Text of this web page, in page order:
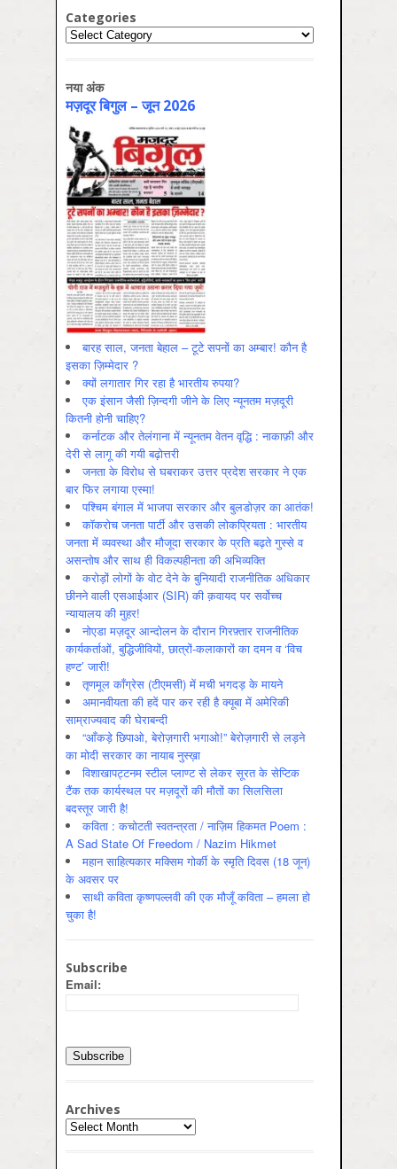
Categories
Categories
नया अंक
मज़दूर बिगुल – जून 2026
बारह साल, जनता बेहाल – टूटे सपनों का अम्बार! कौन है
इसका ज़िम्मेदार ?
क्यों लगातार गिर रहा है भारतीय रुपया?
एक इंसान जैसी ज़िन्दगी जीने के लिए न्यूनतम मज़दूरी
कितनी होनी चाहिए?
कर्नाटक और तेलंगाना में न्यूनतम वेतन वृद्धि : नाकाफ़ी और
देरी से लागू की गयी बढ़ोत्तरी
जनता के विरोध से घबराकर उत्तर प्रदेश सरकार ने एक
बार फिर लगाया एस्मा!
पश्चिम बंगाल में भाजपा सरकार और बुलडोज़र का आतंक!
कॉकरोच जनता पार्टी और उसकी लोकप्रियता : भारतीय
जनता में व्‍यवस्‍था और मौजूदा सरकार के प्रति बढ़ते गुस्‍से व
असन्‍तोष और साथ ही विकल्‍पहीनता की अभिव्‍यक्ति
करोड़ों लोगों के वोट देने के बुनियादी राजनीतिक अधिकार
छीनने वाली एसआईआर (SIR) की क़वायद पर सर्वोच्च
न्यायालय की मुहर!
नोएडा मज़दूर आन्दोलन के दौरान गिरफ़्तार राजनीतिक
कार्यकर्ताओं, बुद्धिजीवियों, छात्रों-कलाकारों का दमन व ‘विच
हण्ट’ जारी!
तृणमूल काँग्रेस (टीएमसी) में मची भगदड़ के मायने
अमानवीयता की हदें पार कर रही है क्यूबा में अमेरिकी
साम्राज्यवाद की घेराबन्दी
“आँकड़े छिपाओ, बेरोज़गारी भगाओ!” बेरोज़गारी से लड़ने
का मोदी सरकार का नायाब नुस्ख़ा
विशाखापट्टनम स्टील प्लाण्ट से लेकर सूरत के सेप्टिक
टैंक तक कार्यस्थल पर मज़दूरों की मौतों का सिलसिला
बदस्तूर जारी है!
कविता : कचोटती स्वतन्त्रता / नाज़िम हिकमत Poem :
A Sad State Of Freedom / Nazim Hikmet
महान साहित्यकार मक्सिम गोर्की के स्मृति दिवस (18 जून)
के अवसर पर
साथी कविता कृष्णपल्लवी की एक मौजूँ कविता – हमला हो
चुका है!
Subscribe
Email:
Archives
Archives